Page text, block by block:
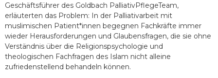
Geschäftsführer des Goldbach PalliativPflegeTeam,
erläuterten das Problem: In der Palliativarbeit mit
muslimischen Patient*innen begegnen Fachkräfte immer
wieder Herausforderungen und Glaubensfragen, die sie ohne
Verständnis über die Religionspsychologie und
theologischen Fachfragen des Islam nicht alleine
zufriedenstellend behandeln können.